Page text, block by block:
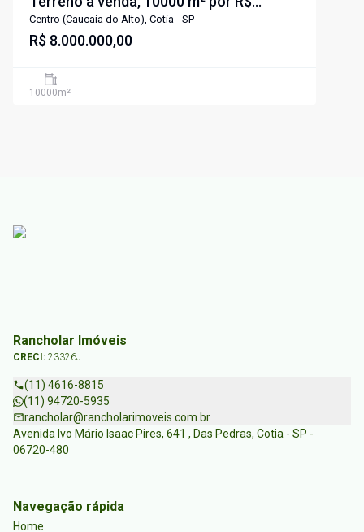
8.000.000 - Centro (Caucaia do Alto) -
Cotia/SP
Centro (Caucaia do Alto), Cotia - SP
R$ 8.000.000,00
10000m²
Rancholar Imóveis
CRECI: 23326J
(11) 4616-8815
(11) 94720-5935
rancholar@rancholarimoveis.com.br
Avenida Ivo Mário Isaac Pires, 641 , Das Pedras, Cotia - SP -
06720-480
Navegação rápida
Home